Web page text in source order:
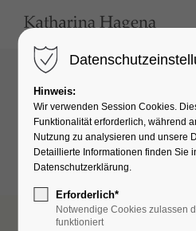
Hinweis:
Wir verwenden Session Cookies.
Funktionalität erforderlich, während
Nutzung zu analysieren und unsere
Detaillierte Informationen finden Sie
Datenschutzerklärung.
Erforderlich*
Notwendige Cookies zulassen
funktioniert